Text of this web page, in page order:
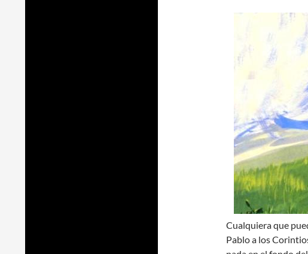
Cualquiera que
Pablo a los